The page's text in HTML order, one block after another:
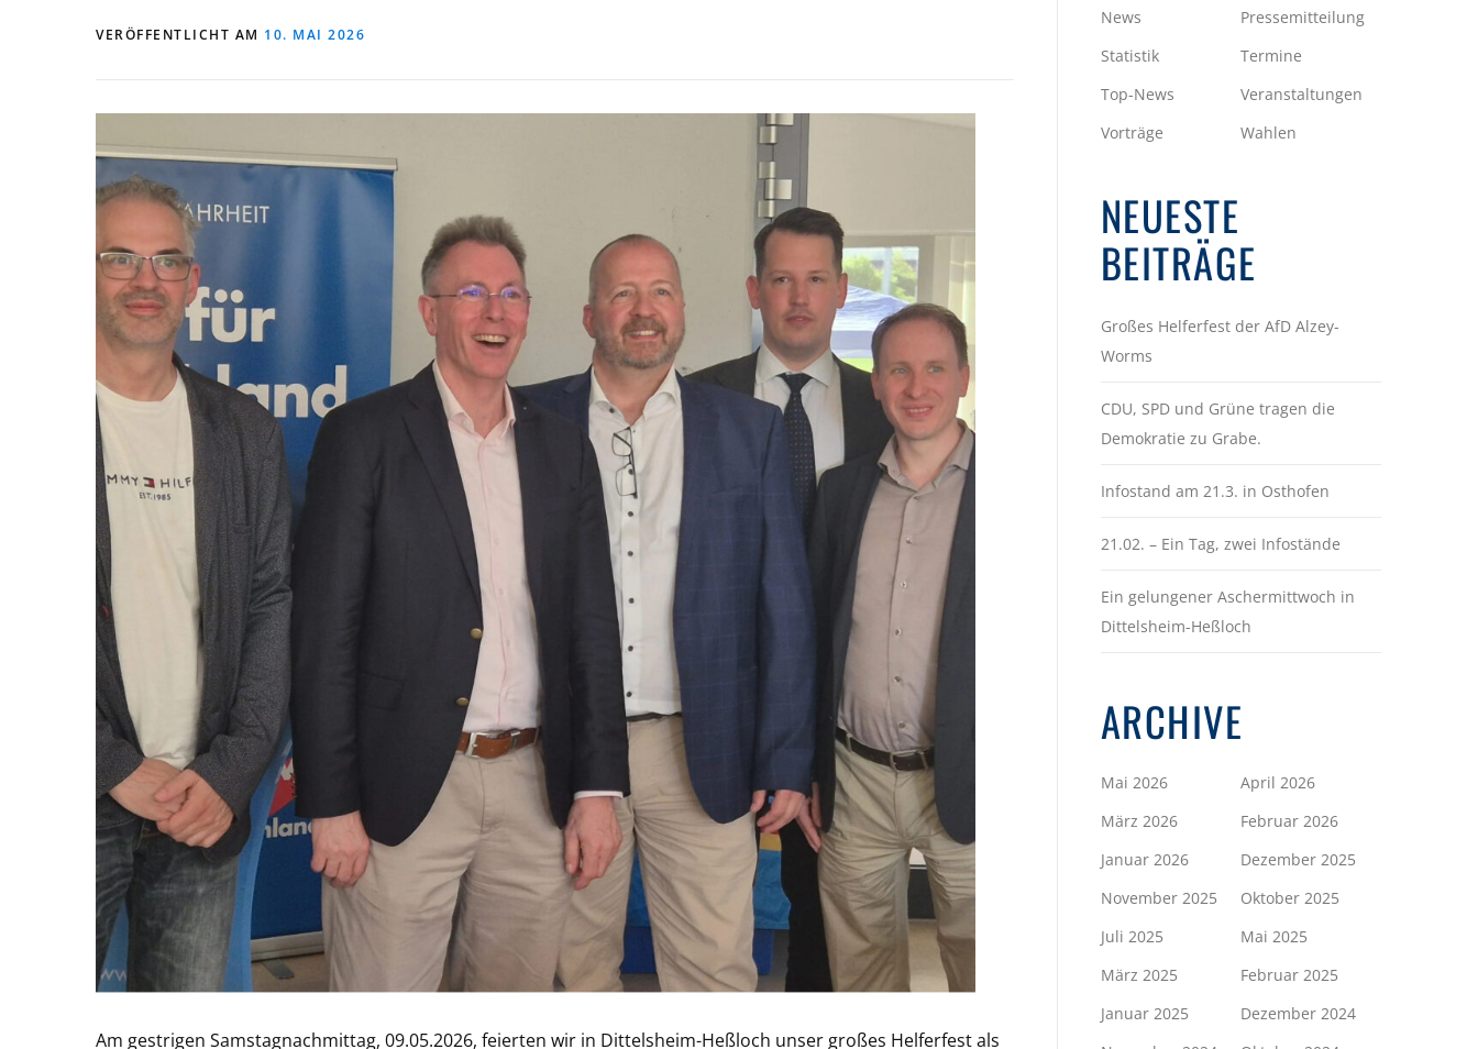
VERÖFFENTLICHT AM 10. MAI 2026
Am gestrigen Samstagnachmittag, 09.05.2026, feierten wir in Dittelsheim-Heßloch unser großes Helferfest als
News
Pressemitteilung
Statistik
Termine
Top-News
Veranstaltungen
Vorträge
Wahlen
NEUESTE
BEITRÄGE
Großes Helferfest der AfD Alzey-
Worms
CDU, SPD und Grüne tragen die
Demokratie zu Grabe.
Infostand am 21.3. in Osthofen
21.02. – Ein Tag, zwei Infostände
Ein gelungener Aschermittwoch in
Dittelsheim-Heßloch
ARCHIVE
Mai 2026
April 2026
März 2026
Februar 2026
Januar 2026
Dezember 2025
November 2025
Oktober 2025
Juli 2025
Mai 2025
März 2025
Februar 2025
Januar 2025
Dezember 2024